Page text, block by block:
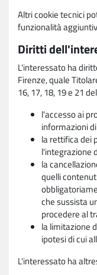
Altri cookie tecnici
funzionalità
Diritti
L'interessato ha
Firenze, quale
16, 17, 18, 19 e 21
l'accesso ai
informazioni
la rettifica dei
l'integrazione
la
quelli
che sussista
procedere al
la limitazione
ipotesi di cui
L'interessato ha